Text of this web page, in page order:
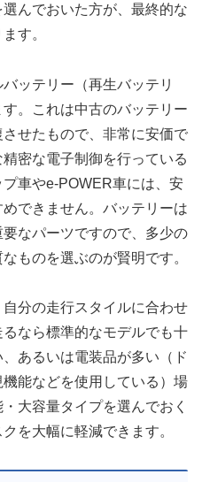
んでおいた方が、最終的な
す。
ッテリー（再生バッテリ
。これは中古のバッテリー
せたもので、非常に安価で
密な電子制御を行っている
車やe-POWER車には、安
できません。バッテリーは
なパーツですので、多少の
ものを選ぶのが賢明です。
分の走行スタイルに合わせ
なら標準的なモデルでも十
あるいは電装品が多い（ド
能などを使用している）場
大容量タイプを選んでおく
を大幅に軽減できます。